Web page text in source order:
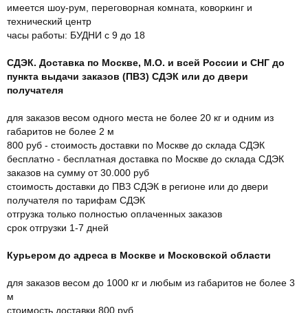
имеется шоу-рум, переговорная комната, коворкинг и
технический центр
часы работы: БУДНИ с 9 до 18
СДЭК. Доставка по Москве, М.О. и всей России и СНГ до
пункта выдачи заказов (ПВЗ) СДЭК или до двери
получателя
для заказов весом одного места не более 20 кг и одним из
габаритов не более 2 м
800 руб - стоимость доставки по Москве до склада СДЭК
бесплатно - бесплатная доставка по Москве до склада СДЭК
заказов на сумму от 30.000 руб
стоимость доставки до ПВЗ СДЭК в регионе или до двери
получателя по тарифам СДЭК
отгрузка только полностью оплаченных заказов
срок отгрузки 1-7 дней
Курьером до адреса в Москве и Московской области
для заказов весом до 1000 кг и любым из габаритов не более 3
м
стоимость доставки 800 руб